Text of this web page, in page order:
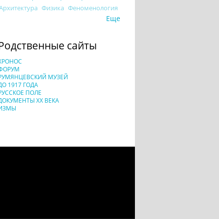
Физика Феноменология
Еще
сайты
МУЗЕЙ
1917 ГОДА
ПОЛЕ
XX ВЕКА